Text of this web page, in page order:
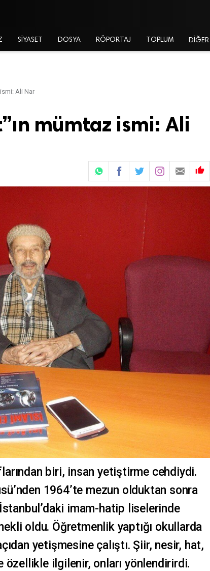
SİYASET DOSYA RÖPORTAJ TOPLUM DİĞER
Ali Nar
mümtaz ismi: Ali

biri, insan yetiştirme cehdiydi.
1964’te mezun olduktan sonra
imam-hatip liselerinde
oldu. Öğretmenlik yaptığı okullarda
yetişmesine çalıştı. Şiir, nesir, hat,
ilgilenir, onları yönlendirirdi.